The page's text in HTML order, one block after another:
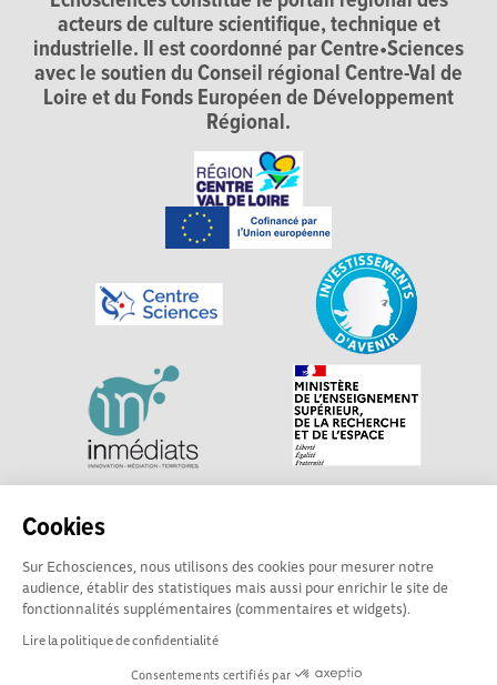
Cookies
Sur Echosciences, nous utilisons des cookies pour mesurer notre
audience, établir des statistiques mais aussi pour enrichir le site de
fonctionnalités supplémentaires (commentaires et widgets).
Lire la politique de confidentialité
Consentements certifiés par
acteurs de culture scientifique, technique et
industrielle. Il est coordonné par Centre•Sciences
avec le soutien du Conseil régional Centre-Val de
Loire et du Fonds Européen de Développement
Régional.
Explorer, s’exprimer, rentrer en contact : Echosciences
sciences et de technologies du territoire. Propulsé par
Centre•Sciences/ Contact : echosciences@centre-
sciences.fr